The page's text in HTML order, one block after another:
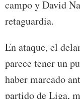
campo y David
retaguardia.
En ataque, el
parece tener un
haber marcado
partido de Liga,